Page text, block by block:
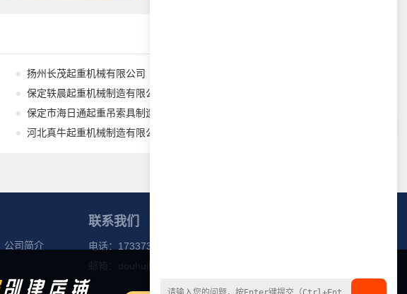
扬州长茂起重机械有限公司
保定轶晨起重机械制造有限公司
河北真牛起重机械制造有限公司
公司简介
联系我们
电话： 17337318788
邮箱：
douhuibang@163.com